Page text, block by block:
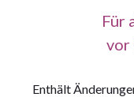
Für
vor
Enthält